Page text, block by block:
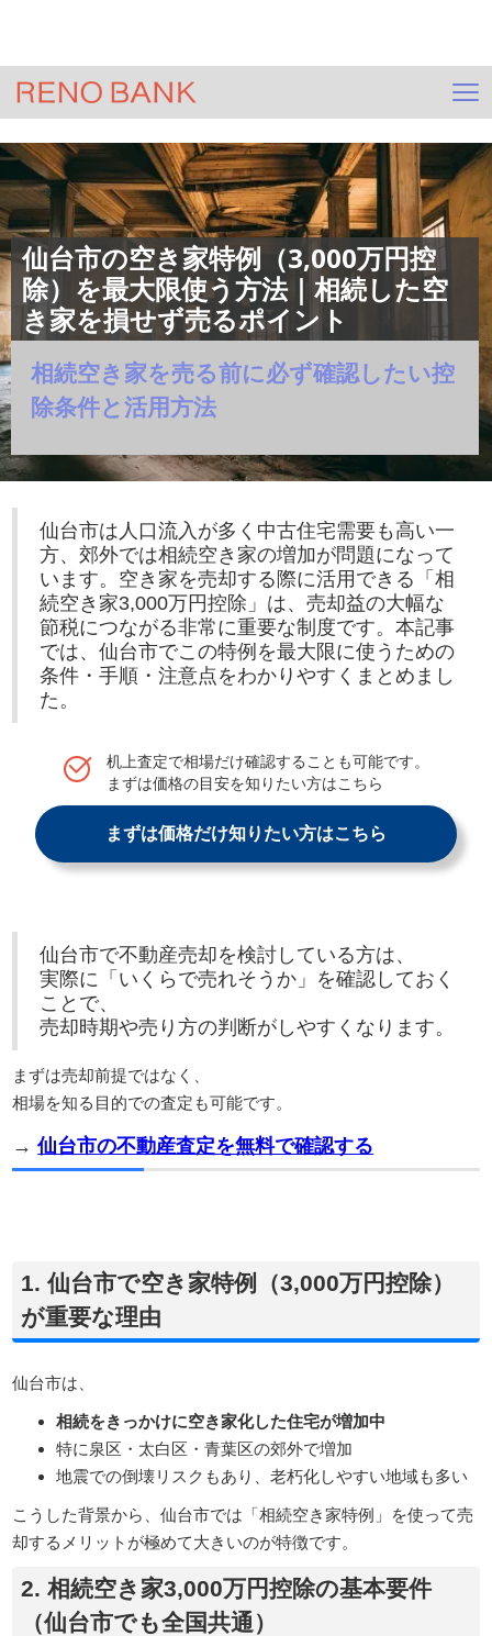
仙台市の空き家特例（3,000万円控
除）を最大限使う方法｜相続した空
き家を損せず売るポイント
相続空き家を売る前に必ず確認したい控
除条件と活用方法
仙台市は人口流入が多く中古住宅需要も高い一
方、郊外では相続空き家の増加が問題になって
います。空き家を売却する際に活用できる「相
続空き家3,000万円控除」は、売却益の大幅な
節税につながる非常に重要な制度です。本記事
では、仙台市でこの特例を最大限に使うための
条件・手順・注意点をわかりやすくまとめまし
た。
机上査定で相場だけ確認することも可能です。
まずは価格の目安を知りたい方はこちら
まずは価格だけ知りたい方はこちら
仙台市で不動産売却を検討している方は、
実際に「いくらで売れそうか」を確認しておく
ことで、
売却時期や売り方の判断がしやすくなります。
まずは売却前提ではなく、
相場を知る目的での査定も可能です。
→仙台市の不動産査定を無料で確認する
1. 仙台市で空き家特例（3,000万円控除）
が重要な理由
仙台市は、
相続をきっかけに空き家化した住宅が増加中
特に泉区・太白区・青葉区の郊外で増加
地震での倒壊リスクもあり、老朽化しやすい地域も多い
こうした背景から、仙台市では「相続空き家特例」を使って売
却するメリットが極めて大きいのが特徴です。
2. 相続空き家3,000万円控除の基本要件
（仙台市でも全国共通）